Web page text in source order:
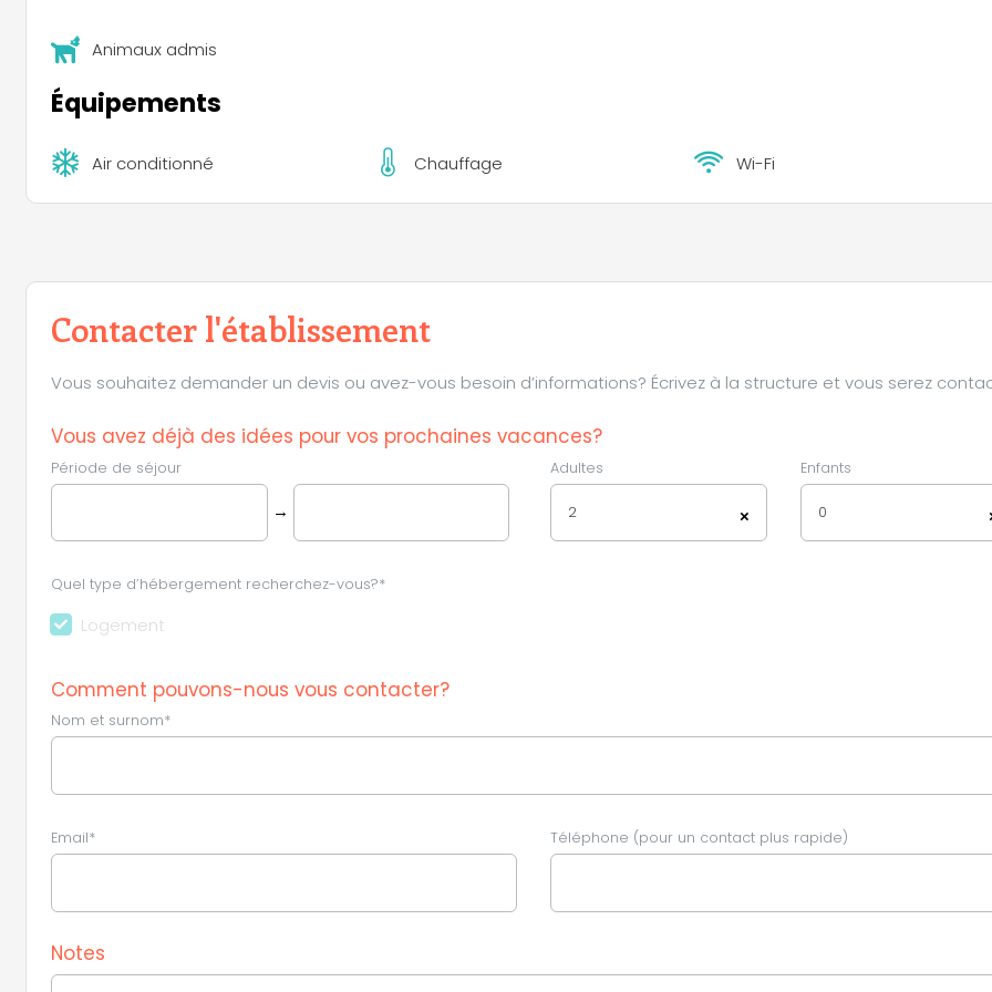
Animaux admis
Équipements
Air conditionné Chauffage Wi-Fi
Contacter l'établissement
Vous souhaitez demander un devis ou avez-vous besoin d’informations? Écrivez à la structure et vous serez
Vous avez déjà des idées pour vos prochaines vacances?
Période de séjour
→
Adultes
×
2
Enfants
0
Quel type d’hébergement recherchez-vous?*
Logement
Comment pouvons-nous vous contacter?
Nom et surnom*
Email* Téléphone (pour un contact plus rapide)
Notes